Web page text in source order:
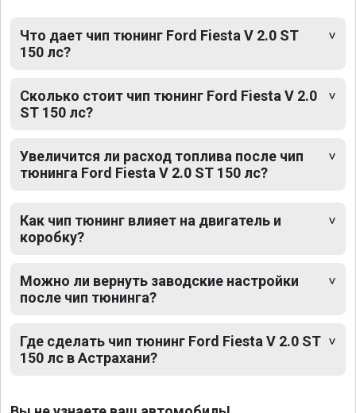
Что дает чип тюнинг Ford Fiesta V 2.0 ST
150 лс?
Сколько стоит чип тюнинг Ford Fiesta V 2.0
ST 150 лс?
Увеличится ли расход топлива после чип
тюнинга Ford Fiesta V 2.0 ST 150 лс?
Как чип тюнинг влияет на двигатель и
коробку?
Можно ли вернуть заводские настройки
после чип тюнинга?
Где сделать чип тюнинг Ford Fiesta V 2.0 ST
150 лс в Астрахани?